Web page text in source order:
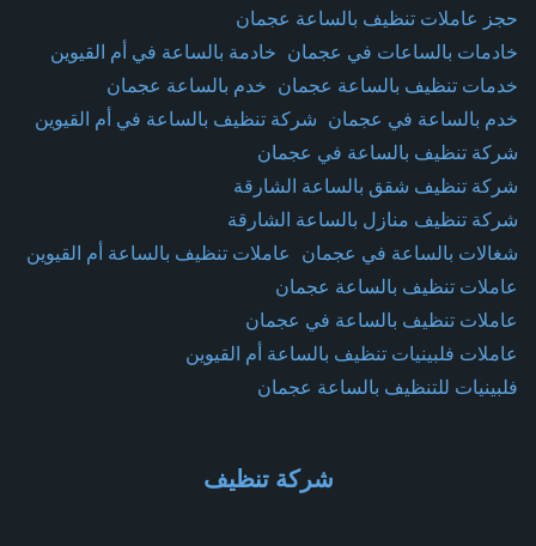
حجز عاملات تنظيف بالساعة عجمان
خادمات بالساعات في عجمان خادمة بالساعة في أم القيوين
خدمات تنظيف بالساعة عجمان خدم بالساعة عجمان
خدم بالساعة في عجمان شركة تنظيف بالساعة في أم القيوين
شركة تنظيف بالساعة في عجمان
شركة تنظيف شقق بالساعة الشارقة
شركة تنظيف منازل بالساعة الشارقة
شغالات بالساعة في عجمان عاملات تنظيف بالساعة أم القيوين
عاملات تنظيف بالساعة عجمان
عاملات تنظيف بالساعة في عجمان
عاملات فلبينيات تنظيف بالساعة أم القيوين
فلبينيات للتنظيف بالساعة عجمان
شركة تنظيف